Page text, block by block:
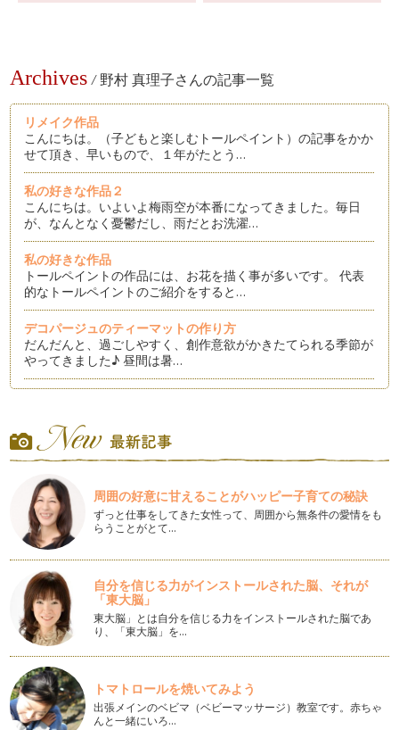
Archives / 野村 真理子さんの記事一覧
リメイク作品
こんにちは。（子どもと楽しむトールペイント）の記事をかか
せて頂き、早いもので、１年がたとう…
私の好きな作品２
こんにちは。いよいよ梅雨空が本番になってきました。毎日
が、なんとなく憂鬱だし、雨だとお洗濯…
私の好きな作品
トールペイントの作品には、お花を描く事が多いです。 代表
的なトールペイントのご紹介をすると…
デコパージュのティーマットの作り方
だんだんと、過ごしやすく、創作意欲がかきたてられる季節が
やってきました♪ 昼間は暑…
したね♪ 毎朝、子どもを駅…
アメリカントールペイント（カントリー２）
新年度がスタートし、町には、黄色いランドセルカバーをつけ
た新１年生が、可愛い姿を見せてくれ…
アメリカントールペイント（カントリー１）
こんにちは。今年は桜がとっても早く咲きはじめましたね。
春うまれで、春が大好きな私…
かわいいパッチンどめ
こんにちは。もう、すっかり春ですね。私は春の生まれなの
で、春の季節が大好き♪ チュ…
ストロベリーフィールズ（千日紅）のティーマット
まだまだ寒いですが、３月になって、なんとなく気分も華やい
できました。季節の変わり目ですから…
周囲の好意に甘えることがハッピー子育ての秘訣
ずっと仕事をしてきた女性って、周囲から無条件の愛情をも
らうことがとて…
自分を信じる力がインストールされた脳、それが
「東大脳」
東大脳」とは自分を信じる力をインストールされた脳であ
り、「東大脳」を…
トマトロールを焼いてみよう
出張メインのベビマ（ベビーマッサージ）教室です。赤ちゃ
んと一緒にいろ…